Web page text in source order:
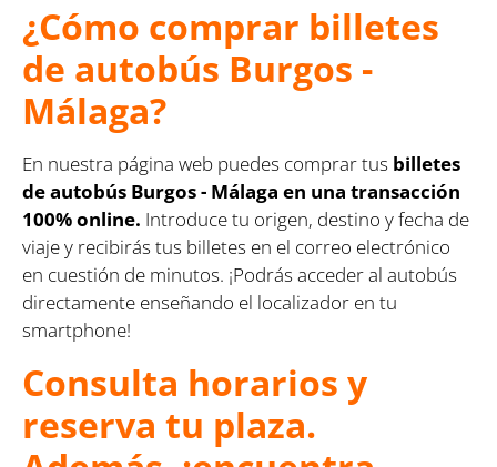
¿Cómo comprar billetes
de autobús Burgos -
Málaga?
En nuestra página web puedes comprar tus billetes
de autobús Burgos - Málaga en una transacción
100% online. Introduce tu origen, destino y fecha de
viaje y recibirás tus billetes en el correo electrónico
en cuestión de minutos. ¡Podrás acceder al autobús
directamente enseñando el localizador en tu
smartphone!
Consulta horarios y
reserva tu plaza.